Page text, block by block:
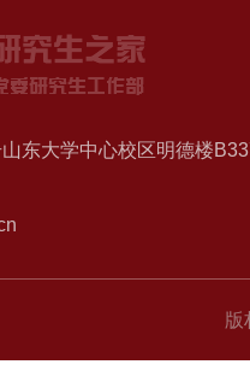
东大学中心校区明德楼
版